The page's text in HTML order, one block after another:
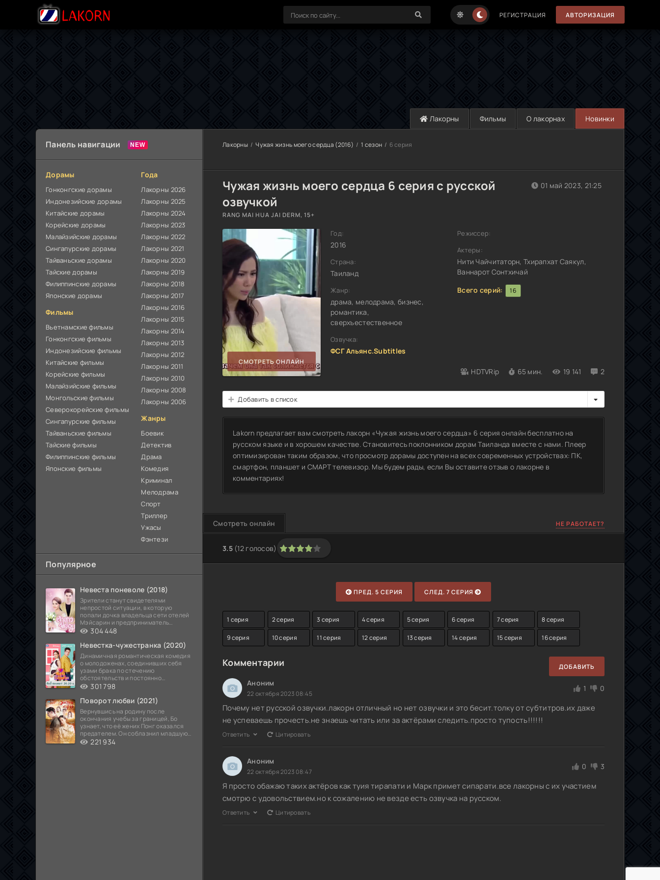
РЕГИСТРАЦИЯ АВТОРИЗАЦИЯ
Лакорны Фильмы О лакорнах Новинки
Панель навигации
Дорамы
Гонконгские дорамы
Индонезийские дорамы
Китайские дорамы
Корейские дорамы
Малайзийские дорамы
Сингапурские дорамы
Тайваньские дорамы
Тайские дорамы
Филиппинские дорамы
Японские дорамы
Фильмы
Вьетнамские фильмы
Гонконгские фильмы
Индонезийские фильмы
Китайские фильмы
Корейские фильмы
Малайзийские фильмы
Монгольские фильмы
Северокорейские фильмы
Сингапурские фильмы
Тайваньские фильмы
Тайские фильмы
Филиппинские фильмы
Японские фильмы
Года
Лакорны 2026
Лакорны 2025
Лакорны 2024
Лакорны 2023
Лакорны 2022
Лакорны 2021
Лакорны 2020
Лакорны 2019
Лакорны 2018
Лакорны 2017
Лакорны 2016
Лакорны 2015
Лакорны 2014
Лакорны 2013
Лакорны 2012
Лакорны 2011
Лакорны 2010
Лакорны 2008
Лакорны 2006
Жанры
Боевик
Детектив
Драма
Комедия
Криминал
Мелодрама
Спорт
Триллер
Ужасы
Фэнтези
Популярное
Невеста поневоле (2018)
Зрители станут свидетелями
непростой ситуации, в которую
попали дочка владельца сети отелей
Мэйсарин и предприниматель
Кетдэн. Обоих главных героев
304 448
Невестка-чужестранка (2020)
Динамичная романтическая комедия
о молодоженах, соединивших себя
узами брака по стечению
обстоятельств и постоянно
попадающих в курьезные ситуации...
301 798
Поворот любви (2021)
Вернувшись на родину после
окончания учебы за границей, Бо
узнает, что её жених Понг оказался
предателем. Он соблазнил младшую
сестру хозяина
221 934
Лакорны Чужая жизнь моего сердца (2016) 1 сезон 6 серия
Чужая жизнь моего сердца 6 серия с русской
озвучкой
RANG MAI HUA JAI DERM, 15+
СМОТРЕТЬ ОНЛАЙН
Год:
2016
Страна:
Таиланд
Жанр:
драма, мелодрама, бизнес,
романтика,
сверхъестественное
Озвучка:
ФСГ Альянс.Subtitles
HDTVRip 65 мин. 19 141 2
01 май 2023, 21:25
Режиссер:
Актеры:
Нити Чайчитаторн, Тхирапхат Саякул,
Ваннарот Сонтхичай
Всего серий:
16
Добавить в список
Lakorn предлагает вам смотреть лакорн «Чужая жизнь моего сердца» 6 серия онлайн бесплатно на
русском языке и в хорошем качестве. Становитесь поклонником дорам Таиланда вместе с нами. Плеер
оптимизирован таким образом, что просмотр дорамы доступен на всех современных устройствах: ПК,
смартфон, планшет и СМАРТ телевизор. Мы будем рады, если Вы оставите отзыв о лакорне в
комментариях!
Смотреть онлайн НЕ РАБОТАЕТ?
3.5(12голосов)
1 2 3 4 5
ПРЕД. 5 СЕРИЯ СЛЕД. 7 СЕРИЯ
1 серия 2 серия 3 серия 4 серия 5 серия 6 серия 7 серия 8 серия
9 серия 10 серия 11 серия 12 серия 13 серия 14 серия 15 серия 16 серия
Комментарии ДОБАВИТЬ
Аноним
22 октября 2023 08:45
1 0
Почему нет русской озвучки.лакорн отличный но нет озвучки и это бесит.толку от субтитров.их даже
не успеваешь прочесть.не знаешь читать или за актёрами следить.просто тупость!!!!!!
Ответить Цитировать
Аноним
22 октября 2023 08:47
0 3
Я просто обажаю таких актёров как туия тирапати и Марк примет сипарати.все лакорны с их участием
смотрю с удовольствием.но к сожалению не везде есть озвучка на русском.
Ответить Цитировать